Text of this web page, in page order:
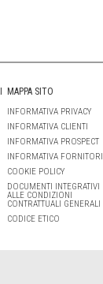
MAPPA SITO
INFORMATIVA PRIVACY
INFORMATIVA CLIENTI
INFORMATIVA PROSPECT
INFORMATIVA FORNITORI
COOKIE POLICY
DOCUMENTI INTEGRATIVI
ALLE CONDIZIONI
CONTRATTUALI GENERALI
CODICE ETICO